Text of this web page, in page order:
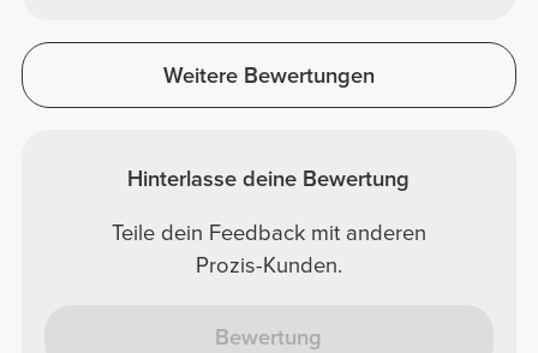
Weitere Bewertungen
Hinterlasse deine Bewertung
Teile dein Feedback mit anderen
Prozis-Kunden.
Bewertung